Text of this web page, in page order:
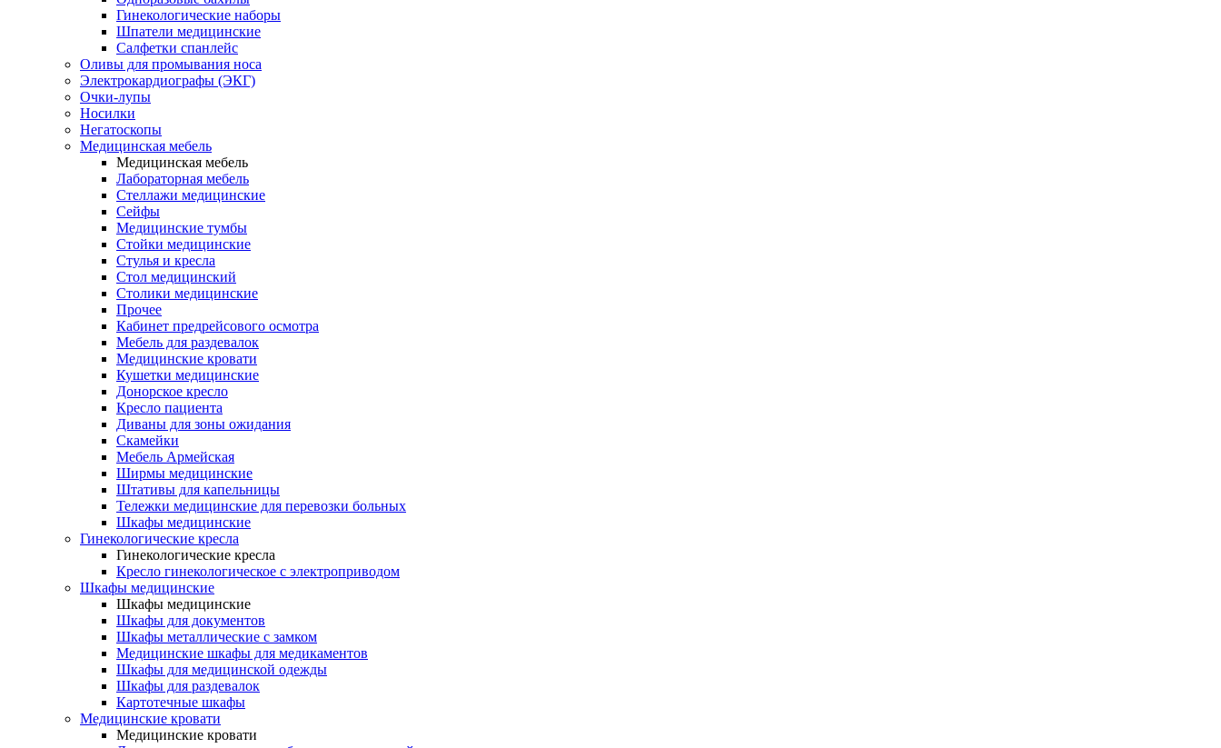
Гинекологические наборы
Шпатели медицинские
Салфетки спанлейс
Оливы для промывания носа
Электрокардиографы (ЭКГ)
Очки-лупы
Носилки
Негатоскопы
Медицинская мебель
Медицинская мебель
Лабораторная мебель
Стеллажи медицинские
Сейфы
Медицинские тумбы
Стойки медицинские
Cтулья и кресла
Стол медицинский
Столики медицинские
Прочее
Кабинет предрейсового осмотра
Мебель для раздевалок
Медицинские кровати
Кушетки медицинские
Донорское кресло
Кресло пациента
Диваны для зоны ожидания
Скамейки
Мебель Армейская
Ширмы медицинские
Штативы для капельницы
Тележки медицинские для перевозки больных
Шкафы медицинские
Гинекологические кресла
Гинекологические кресла
Кресло гинекологическое с электроприводом
Шкафы медицинские
Шкафы медицинские
Шкафы для документов
Шкафы металлические с замком
Медицинские шкафы для медикаментов
Шкафы для медицинской одежды
Шкафы для раздевалок
Картотечные шкафы
Медицинские кровати
Медицинские кровати